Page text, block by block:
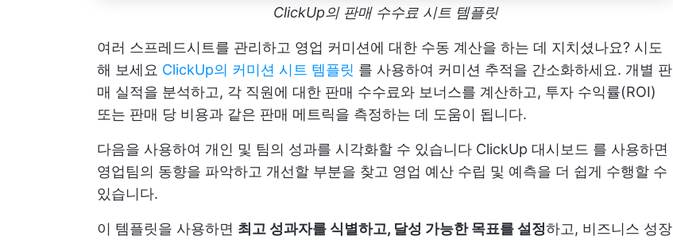
ClickUp의 판매 수수료 시트 템플릿
여러 스프레드시트를 관리하고 영업 커미션에 대한 수동 계산을 하는 데 지치셨나요? 시도
해 보세요 ClickUp의 커미션 시트 템플릿 를 사용하여 커미션 추적을 간소화하세요. 개별 판
매 실적을 분석하고, 각 직원에 대한 판매 수수료와 보너스를 계산하고, 투자 수익률(ROI)
또는 판매 당 비용과 같은 판매 메트릭을 측정하는 데 도움이 됩니다.
다음을 사용하여 개인 및 팀의 성과를 시각화할 수 있습니다 ClickUp 대시보드 를 사용하면
영업팀의 동향을 파악하고 개선할 부분을 찾고 영업 예산 수립 및 예측을 더 쉽게 수행할 수
있습니다.
이 템플릿을 사용하면 최고 성과자를 식별하고, 달성 가능한 목표를 설정하고, 비즈니스 성장